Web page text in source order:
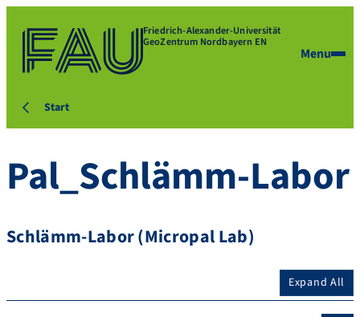
Friedrich-Alexander-Universität
GeoZentrum Nordbayern EN
Menu
Start
Pal_Schlämm-Labor
Schlämm-Labor (Micropal Lab)
Expand All